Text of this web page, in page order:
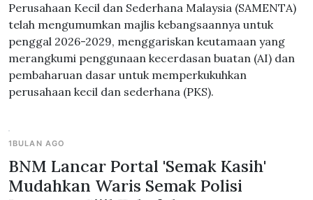
Perusahaan Kecil dan Sederhana Malaysia (SAMENTA)
telah mengumumkan majlis kebangsaannya untuk
penggal 2026-2029, menggariskan keutamaan yang
merangkumi penggunaan kecerdasan buatan (AI) dan
pembaharuan dasar untuk memperkukuhkan
perusahaan kecil dan sederhana (PKS).
1BULAN AGO
BNM Lancar Portal 'Semak Kasih'
Mudahkan Waris Semak Polisi